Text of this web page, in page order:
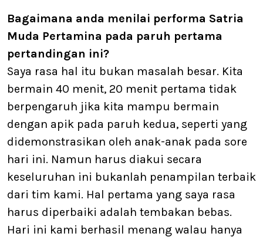
Bagaimana anda menilai performa Satria
Muda Pertamina pada paruh pertama
pertandingan ini?
Saya rasa hal itu bukan masalah besar. Kita
bermain 40 menit, 20 menit pertama tidak
berpengaruh jika kita mampu bermain
dengan apik pada paruh kedua, seperti yang
didemonstrasikan oleh anak-anak pada sore
hari ini. Namun harus diakui secara
keseluruhan ini bukanlah penampilan terbaik
dari tim kami. Hal pertama yang saya rasa
harus diperbaiki adalah tembakan bebas.
Hari ini kami berhasil menang walau hanya